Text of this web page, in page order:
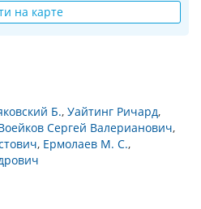
на карте
Б. Уайтинг Ричард
Сергей Валерианович
Ермолаев М. С.